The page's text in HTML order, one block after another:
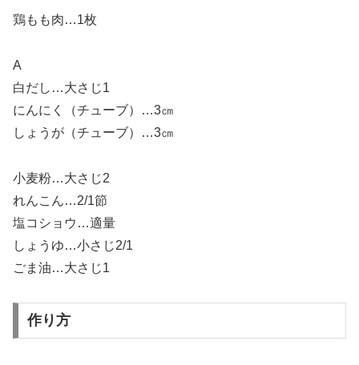
鶏もも肉…1枚
A
白だし…大さじ1
にんにく（チューブ）…3㎝
しょうが（チューブ）…3㎝
小麦粉…大さじ2
れんこん…2/1節
塩コショウ…適量
しょうゆ…小さじ2/1
ごま油…大さじ1
作り方